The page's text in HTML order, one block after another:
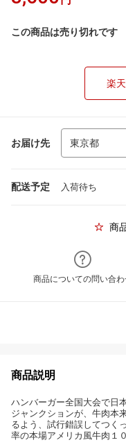
この商品は売り切れです
楽
お届け先
配送予定 入荷待ち
商
商品についての問い合
商品説明
ハンバーガー全国大会で日
ジャンクションが、牛肉本
るよう、試行錯誤してつく
率の本場アメリカ風牛肉１